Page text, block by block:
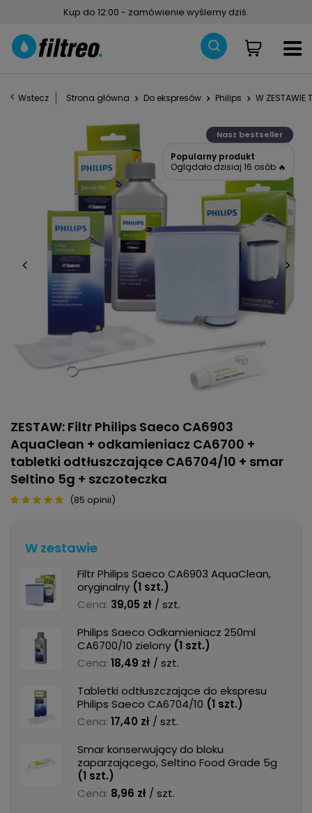
Kup do 12:00 - zamówienie wyślemy dziś.
Wstecz Strona główna Do ekspresów Philips W ZESTAWIE
Nasz bestseller
Popularny produkt
Oglądało dzisiaj 16 osób 🔥
ZESTAW: Filtr Philips Saeco CA6903
AquaClean + odkamieniacz CA6700 +
tabletki odtłuszczające CA6704/10 + smar
Seltino 5g + szczoteczka
(85 opinii)
W zestawie
Filtr Philips Saeco CA6903 AquaClean,
oryginalny (1 szt.)
Cena: 39,05 zł / szt.
Philips Saeco Odkamieniacz 250ml
CA6700/10 zielony (1 szt.)
Cena: 18,49 zł / szt.
Tabletki odtłuszczające do ekspresu
Philips Saeco CA6704/10 (1 szt.)
Cena: 17,40 zł / szt.
Smar konserwujący do bloku
zaparzającego, Seltino Food Grade 5g
(1 szt.)
Cena: 8,96 zł / szt.